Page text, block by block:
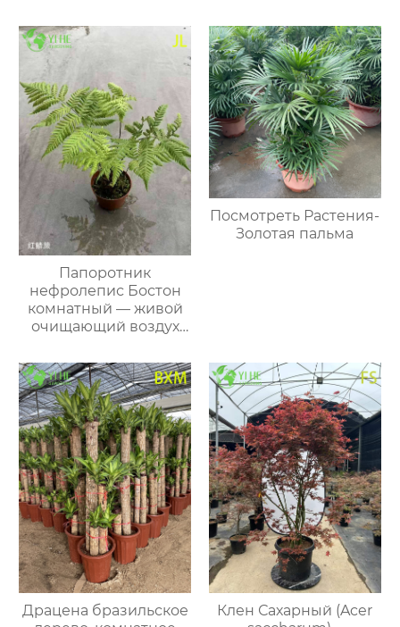
Папоротник
нефролепис Бостон
комнатный — живой
очищающий воздух
Посмотреть Растения-
Золотая пальма
Драцена бразильское
Клен Сахарный (Acer